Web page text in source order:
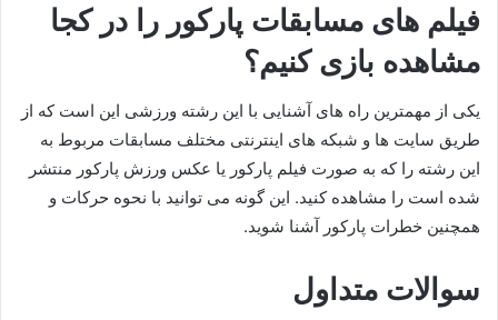
فیلم های مسابقات پارکور را در کجا
مشاهده بازی کنیم؟
یکی از مهمترین راه های آشنایی با این رشته ورزشی این است که از
طریق سایت ها و شبکه های اینترنتی مختلف مسابقات مربوط به
این رشته را که به صورت فیلم پارکور یا عکس ورزش پارکور منتشر
شده است را مشاهده کنید. این گونه می توانید با نحوه حرکات و
همچنین خطرات پارکور آشنا شوید.
سوالات متداول